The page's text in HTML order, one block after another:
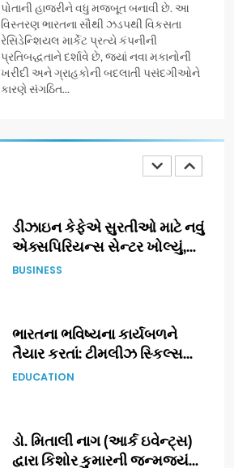
પોતાની હાજરીને વધુ મજબૂત બનાવી છે. આ
વિસ્તરણ ભારતના સૌથી ઝડપથી વિકસતા
રેસિડેન્શિયલ માર્કેટ પ્રત્યે કંપનીની
પ્રતિબદ્ધતાને દર્શાવે છે, જ્યાં નવા મકાનોની
ખરીદી અને ગ્રાહકોની બદલાતી પસંદગીઓને
કારણે સંગઠિત...
ગેટ સેટ ગો રિવ્યુ: ગુજરાતી
સિનેમામાં એક્શન અને રોમાંચનો
એક તદ્દન નવો અને અનોખો
અંદાજ
ENTERTAINMENT
ગ્રાન્ડ એન્ટ્રી: સિદ્ધાર્થ રાંદેરિયાની
‘ટોમ એન્ડ ચેરી’ સાથે નવા યુગની
ડીઝાઇન કેફેએ સુરતીઓ માટે નવું
એક્સપિરિયન્સ સેન્ટર ખોલ્યું,
ગુજરાતમાં પોતાની હાજરી વધુ
BUSINESS
ભારતના ભવિષ્યના કાર્યબળને
તૈયાર કરતાં: ટીમલીઝ સ્કિલ્સ
યુનિવર્સિટીએ 65 સ્નાતકોને ડિગ્રી
EDUCATION
ડો. મિતાલી નાગ (આર્ક ઇવેન્ટ્સ)
દ્વારા કિશોર કુમારની જન્મજયંતિ